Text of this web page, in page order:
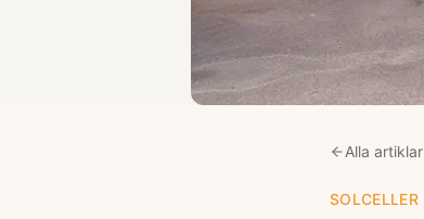
Alla artiklar
SOLCELLER